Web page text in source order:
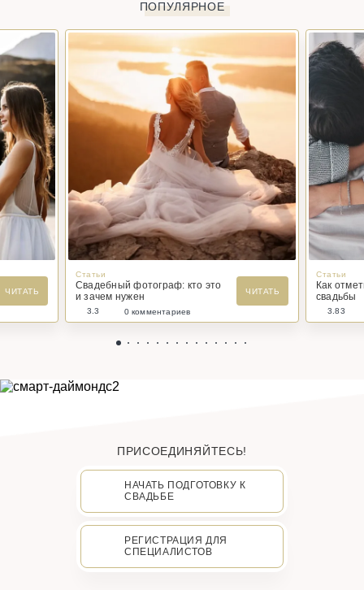
ПОПУЛЯРНОЕ
ЧИТАТЬ
Статьи
Свадебный фотограф: кто это
и зачем нужен
ЧИТАТЬ
3.3 0 комментариев
Статьи
Как
свадьбы
3.83
ПРИСОЕДИНЯЙТЕСЬ!
НАЧАТЬ ПОДГОТОВКУ К
СВАДЬБЕ
РЕГИСТРАЦИЯ ДЛЯ
СПЕЦИАЛИСТОВ